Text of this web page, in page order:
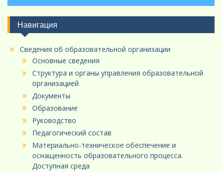
Навигация
Сведения об образовательной организации
Основные сведения
Структура и органы управления образовательной
организацией
Документы
Образование
Руководство
Педагогический состав
Материально-техническое обеспечение и
оснащенность образовательного процесса.
Доступная среда